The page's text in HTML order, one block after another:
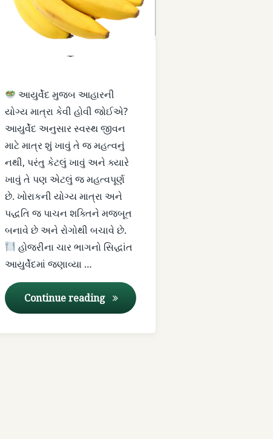
આયુર્વેદ મુજબ આહારની
યોગ્ય માત્રા કેવી હોવી જોઈએ?
આયુર્વેદ અનુસાર સ્વસ્થ જીવન
માટે માત્ર શું ખાવું તે જ મહત્વનું
નથી, પરંતુ કેટલું ખાવું અને ક્યારે
ખાવું તે પણ એટલું જ મહત્વપૂર્ણ
છે. ખોરાકની યોગ્ય માત્રા અને
પદ્ધતિ જ પાચન શક્તિને મજબૂત
બનાવે છે અને રોગોથી બચાવે છે.
હોજરીના ચાર ભાગનો સિદ્ધાંત
આયુર્વેદમાં જણાવ્યા …
Continue reading આહારની માત્રા સમજીએ આયુર્વેદ થકી..
આયુર્વેદ
આયુર્વેદ ટીપ્સ
આયુર્વેદ સ્વાસ્થ્ય ટિપ્સ
આયુર્વેદમાં આહાર
આયુર્વેદિક ઉપચાર
આરોગ્ય
આહાર
આહાર નિયમ
આહારની માત્રા